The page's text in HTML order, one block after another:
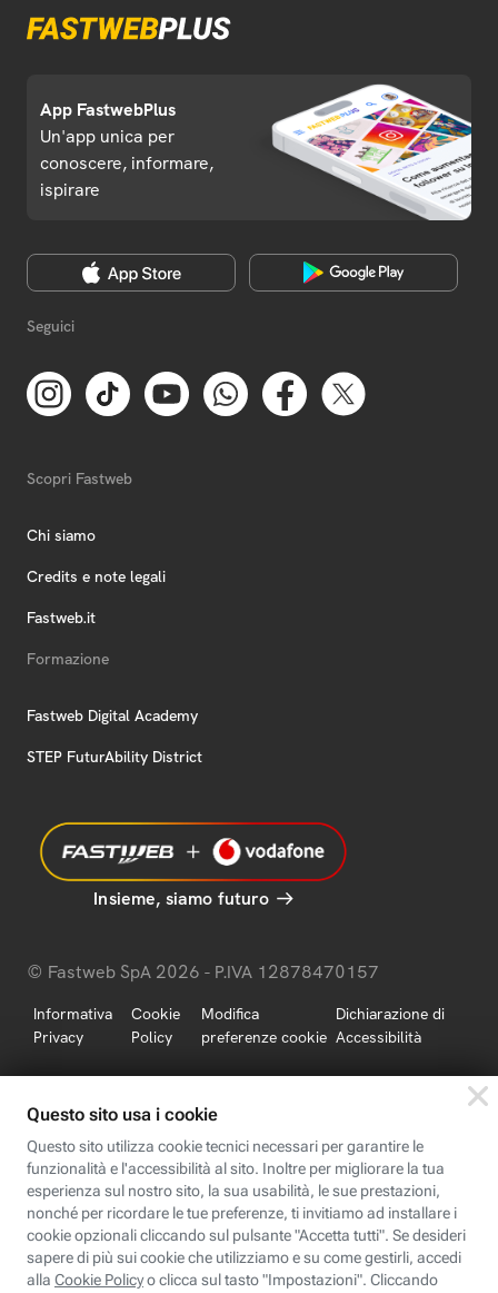
App FastwebPlus
Un'app unica per
conoscere, informare,
ispirare
Seguici
Scopri Fastweb
Chi siamo
Credits e note legali
Fastweb.it
Formazione
Fastweb Digital Academy
STEP FuturAbility District
Insieme, siamo futuro
© Fastweb SpA 2026 - P.IVA 12878470157
Informativa
Privacy
Cookie
Policy
Modifica
preferenze cookie
Dichiarazione di
Accessibilità